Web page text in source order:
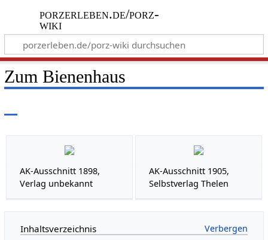
porzerleben.de/porz-
wiki
Zum Bienenhaus
AK-Ausschnitt 1898,
Verlag unbekannt
AK-Ausschnitt 1905,
Selbstverlag Thelen
Inhaltsverzeichnis